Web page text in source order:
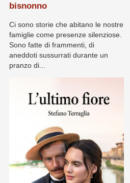
bisnonno
Ci sono storie che abitano le nostre
famiglie come presenze silenziose.
Sono fatte di frammenti, di
aneddoti sussurrati durante un
pranzo di...